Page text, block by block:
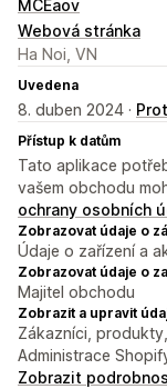
MCEaov
Webová stránka
Ha Noi, VN
Uvedena
8. duben 2024 ·
Přístup k datům
Tato aplikace
vašem obchodu
ochrany osobních
Zobrazovat údaje o
Údaje o zařízení a
Zobrazovat údaje o
Majitel obchodu
Zobrazit a upravit
Zákazníci,
Administrace
Zobrazit